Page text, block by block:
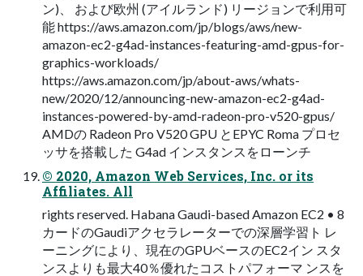
ン)、 および欧州 (アイルランド) リージョンで利用可
能 https://aws.amazon.com/jp/blogs/aws/new-
amazon-ec2-g4ad-instances-featuring-amd-gpus-for-
graphics-workloads/
https://aws.amazon.com/jp/about-aws/whats-
new/2020/12/announcing-new-amazon-ec2-g4ad-
instances-powered-by-amd-radeon-pro-v520-gpus/
AMDの Radeon Pro V520 GPU とEPYC Roma プロセ
ッサを搭載した G4ad インスタンスをローンチ
© 2020, Amazon Web Services, Inc. or its
Affiliates. All
rights reserved. Habana Gaudi-based Amazon EC2 • 8
カードのGaudiアクセラレーターでの深層学習ト レ
ーニングにより、現在のGPUベースのEC2イン スタ
ンスよりも最大40％優れたコストパフォーマ ンスを